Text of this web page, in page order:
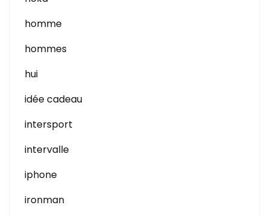
homme
hommes
hui
idée cadeau
intersport
intervalle
iphone
ironman